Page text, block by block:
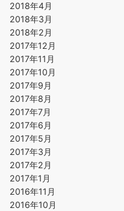
2018年4月
2018年3月
2018年2月
2017年12月
2017年11月
2017年10月
2017年9月
2017年8月
2017年7月
2017年6月
2017年5月
2017年3月
2017年2月
2017年1月
2016年11月
2016年10月